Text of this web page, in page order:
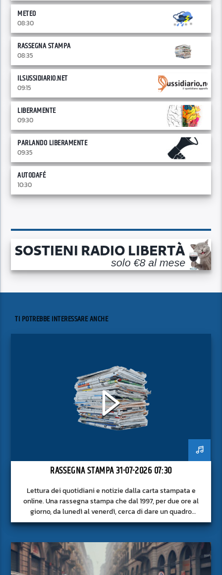
METEO
08:30
RASSEGNA STAMPA
08:35
ILSUSSIDIARIO.NET
09:15
LIBERAMENTE
09:30
PARLANDO LIBERAMENTE
09:35
AUTODAFÉ
10:30
TI POTREBBE INTERESSARE ANCHE
RASSEGNA STAMPA 31-07-2026 07:30
Lettura dei quotidiani e notizie dalla carta stampata e
online. Una rassegna stampa che dal 1997, per due ore al
giorno, da lunedì al venerdì, cerca di dare un quadro
approfondito delle notizie del giorno, senza fermarsi alla